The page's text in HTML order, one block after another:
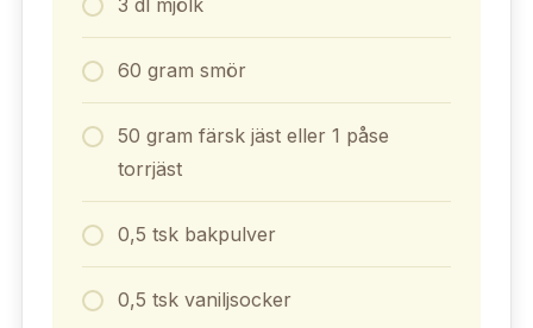
3 dl mjölk
60 gram smör
50 gram färsk jäst eller 1 påse
torrjäst
0,5 tsk bakpulver
0,5 tsk vaniljsocker